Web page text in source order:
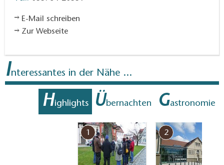
E-Mail schreiben
Zur Webseite
Interessantes in der Nähe ...
Highlights Übernachten Gastronomie
1 2